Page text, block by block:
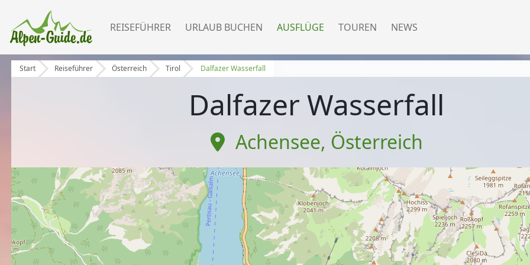
REISEFÜHRER URLAUB BUCHEN AUSFLÜGE TOUREN NEWS
Start Reiseführer Österreich Tirol Dalfazer Wasserfall
Dalfazer Wasserfall
Achensee, Österreich